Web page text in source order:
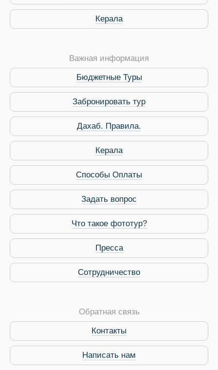
Виза в Индию
Керала
Важная информация
Бюджетные Туры
Забронировать тур
Дахаб. Правила.
Керала
Способы Оплаты
Задать вопрос
Что такое фототур?
Пресса
Сотрудничество
Обратная связь
Контакты
Написать нам